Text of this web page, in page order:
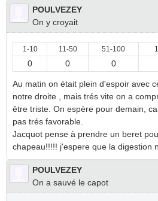
POULVEZEY
On y croyait
1-10 11-50 51-100
0 0 0
Au matin on était plein d'espoir avec
notre droite , mais trés vite on a
être triste. On espère pour demain,
pas trés favorable.
Jacquot pense à prendre un beret
chapeau!!!!! j'espere que la digestion
POULVEZEY
On a sauvé le capot